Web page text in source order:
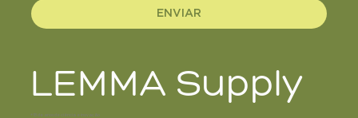
ENVIAR
LEMMA Supply
+18 de anos de ciência e inovação